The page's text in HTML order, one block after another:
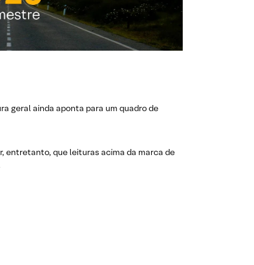
geral ainda aponta para um quadro de
entretanto, que leituras acima da marca de